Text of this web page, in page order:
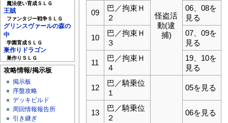
魔法使い育成ＳＬＧ
王賊
ファンタジー戦争ＳＬＧ
グリンスヴァールの森の
中
学園育成ＳＬＧ
巣作りドラゴン
巣作りＳＬＧ
攻略情報/掲示板
掲示板
序盤攻略
デッキビルド
周回情報報告所
引き継ぎ
怪盗活
動(逮
捕)
09
巴／拘束Ｈ
２
06、08を
見る
10
巴／拘束Ｈ
３
07、09を
見る
11
巴／拘束Ｈ
４
19、10を
見る
12
巴／騎乗位
１
05を見る
13
巴／騎乗位
２
06を見る